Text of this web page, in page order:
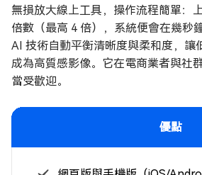
無損放大線上工具，操作流程簡單：
倍數（最高 4 倍），系統便會在幾秒
AI 技術自動平衡清晰度與柔和度，讓
成為高質感影像。它在電商業者與社
當受歡迎。
優點